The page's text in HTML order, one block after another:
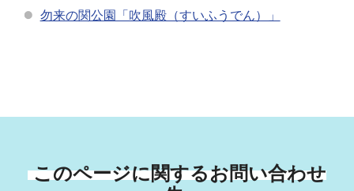
勿来の関公園「吹風殿（すいふうでん）」
このページに関するお問い合わせ